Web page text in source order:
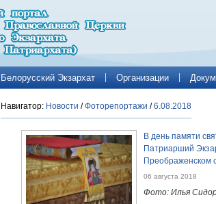
Белорусский Экзархат Организации
Навигатор: Новости /Фоторепортажи /6.08.2018
В день памяти
Патриарший
Преображенском
06 августа 2018
Фото: Илья